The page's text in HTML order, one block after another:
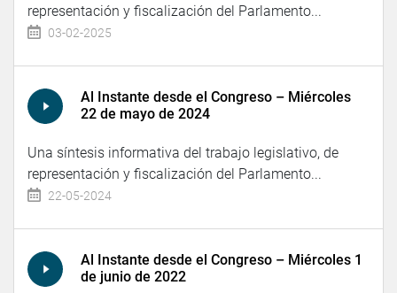
representación y fiscalización del Parlamento...
03-02-2025
Al Instante desde el Congreso – Miércoles
22 de mayo de 2024
Una síntesis informativa del trabajo legislativo, de
representación y fiscalización del Parlamento...
22-05-2024
Al Instante desde el Congreso – Miércoles 1
de junio de 2022